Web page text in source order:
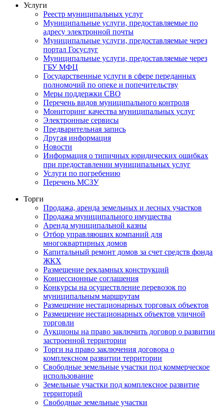
Услуги
Реестр муниципальных услуг
Муниципальные услуги, предоставляемые по
адресу электронной почты
Муниципальные услуги, предоставляемые через
портал Госуслуг
Муниципальные услуги, предоставляемые через
ГБУ МФЦ
Государственные услуги в сфере переданных
полномочий по опеке и попечительству
Меры поддержки СВО
Перечень видов муниципального контроля
Мониторинг качества муниципальных услуг
Электронные сервисы
Предварительная запись
Другая информация
Новости
Информация о типичных юридических ошибках
при предоставлении муниципальных услуг
Услуги по погребению
Перечень МСЗУ
Торги
Продажа, аренда земельных и лесных участков
Продажа муниципального имущества
Аренда муниципальной казны
Отбор управляющих компаний для
многоквартирных домов
Капитальный ремонт домов за счет средств фонда
ЖКХ
Размещение рекламных конструкций
Концессионные соглашения
Конкурсы на осуществление перевозок по
муниципальным маршрутам
Размещение нестационарных торговых объектов
Размещение нестационарных объектов уличной
торговли
Аукционы на право заключить договор о развитии
застроенной территории
Торги на право заключения договора о
комплексном развитии территории
Свободные земельные участки под коммерческое
использование
Земельные участки под комплексное развитие
территорий
Свободные земельные участки